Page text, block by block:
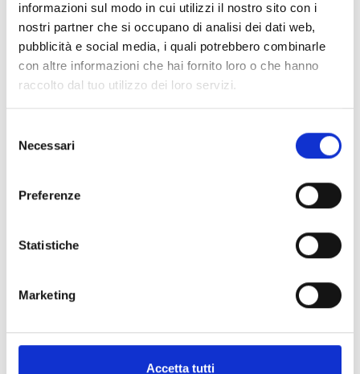
informazioni sul modo in cui utilizzi il nostro sito con i
nostri partner che si occupano di analisi dei dati web,
pubblicità e social media, i quali potrebbero combinarle
con altre informazioni che hai fornito loro o che hanno
raccolto dal tuo utilizzo dei loro servizi.
delNecessari
Preferenze
Statistiche
Marketing
Accetta tutti